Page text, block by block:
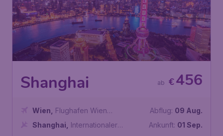
Shanghai €456
ab
Wien
Flughafen Wien
Schwechat
Shanghai
Internationaler
Abflug: 09 Aug.
Ankunft: 01 Sep.